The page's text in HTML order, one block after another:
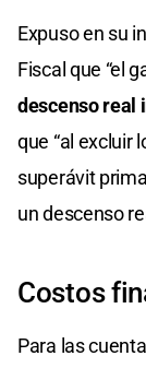
Expuso en su
Fiscal que “el
descenso real
que “al excluir
superávit
un descenso
Costos
Para las